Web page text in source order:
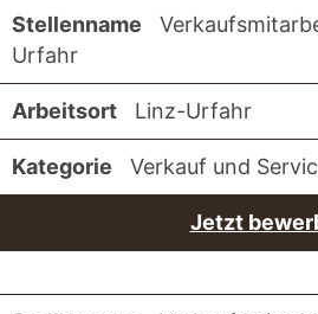
Urfahr
Linz-Urfahr
Verkauf und
Jetzt